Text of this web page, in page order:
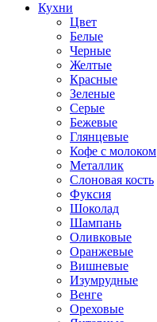
Кухни
Цвет
Белые
Черные
Желтые
Красные
Зеленые
Серые
Бежевые
Глянцевые
Кофе с молоком
Металлик
Слоновая кость
Фуксия
Шоколад
Шампань
Оливковые
Оранжевые
Вишневые
Изумрудные
Венге
Ореховые